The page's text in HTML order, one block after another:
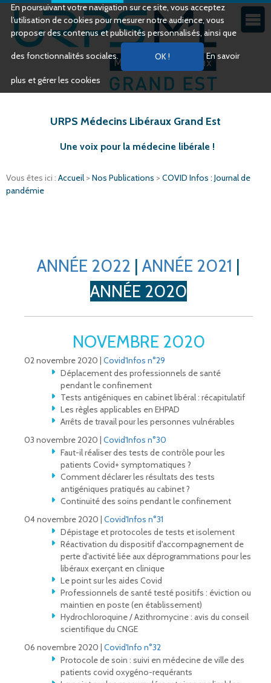
En poursuivant votre navigation sur ce site, vous acceptez
l’utilisation de cookies pour mesurer notre audience, vous
proposer des contenus et publicités personnalisés, ainsi que
des fonctionnalités sociales. En savoir
plus et gérer les cookies
URPS Médecins Libéraux Grand Est
Une voix pour la médecine libérale !
Vous êtes ici : Accueil > Nos Publications > COVID Infos : Journal de
pandémie
ANNÉE 2022 | ANNÉE 2021 |
ANNÉE 2020
NOVEMBRE 2020
02 novembre 2020 | Covid'Infos n°29
Déplacement des professionnels de santé
pendant le confinement
Tests antigéniques en cabinet libéral : récapitulatif
Les règles applicables en EHPAD
Arrêts de travail pour les personnes vulnérables
03 novembre 2020 | Covid'Infos n°30
Faut-il réaliser des tests de contrôle pour les
patients Covid+ symptomatiques ?
Comment déclarer les résultats des tests
antigéniques pratiqués au cabinet ?
Continuité des soins pendant le confinement
04 novembre 2020 | Covid'Infos n°31
Dépistage et protocoles de tests et isolement
Réactivation du dispositif d'accompagnement de
perte d'activité liée aux déprogrammations pour les
libéraux exerçant en clinique
Le point sur les aides Covid
Professionnels de santé testé positifs : éviction ou
maintien en poste (en établissement)
Hydrochloroquine / Azithromycine : avis du conseil
scientifique du CNGE
06 novembre 2020 | Covid'Info n°32
Protocole de soin : suivi en médecine de ville des
patients covid oxygéno-requérants